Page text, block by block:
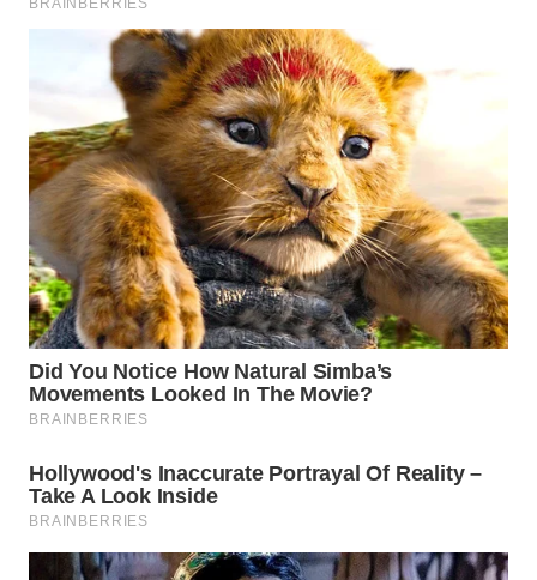
WN
TANJUNG
LESUNG
WN
KARO
WN
SIMALUNGUN
WN
LABUHANBATU
WN
TAPANULI
WN DELI
SERDANG